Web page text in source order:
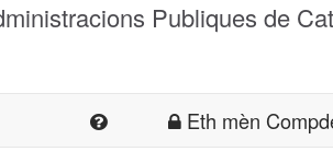
Publiques de
Eth mèn